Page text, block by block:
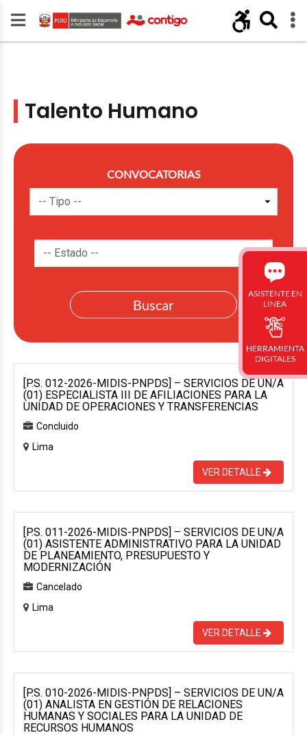
Talento Humano
CONVOCATORIAS
[P.S. 012-2026-MIDIS-PNPDS] – SERVICIOS DE UN/A
(01) ESPECIALISTA III DE AFILIACIONES PARA LA
UNIDAD DE OPERACIONES Y TRANSFERENCIAS
Concluido
Lima
VER DETALLE
[P.S. 011-2026-MIDIS-PNPDS] – SERVICIOS DE UN/A
(01) ASISTENTE ADMINISTRATIVO PARA LA UNIDAD
DE PLANEAMIENTO, PRESUPUESTO Y
MODERNIZACIÓN
Cancelado
Lima
VER DETALLE
[P.S. 010-2026-MIDIS-PNPDS] – SERVICIOS DE UN/A
(01) ANALISTA EN GESTIÓN DE RELACIONES
HUMANAS Y SOCIALES PARA LA UNIDAD DE
RECURSOS HUMANOS
ASISTENTE EN
LINEA
HERRAMIENTA
DIGITALES